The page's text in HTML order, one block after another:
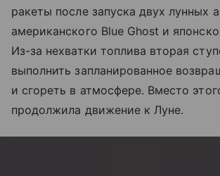
ракеты после запуска двух лунных
американского Blue Ghost и
Из-за нехватки топлива вторая
выполнить запланированное
и сгореть в атмосфере. Вместо
продолжила движение к Луне.